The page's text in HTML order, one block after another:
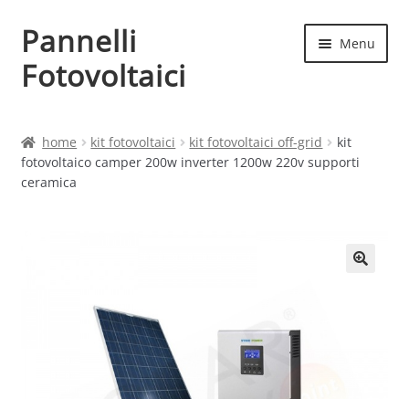
Vai
alla
navigazione
Vai
al
contenuto
Pannelli
Fotovoltaici
Menu
Cart
home kit fotovoltaici kit fotovoltaici off-grid
kit
fotovoltaico camper 200w inverter 1200w 220v supporti
ceramica